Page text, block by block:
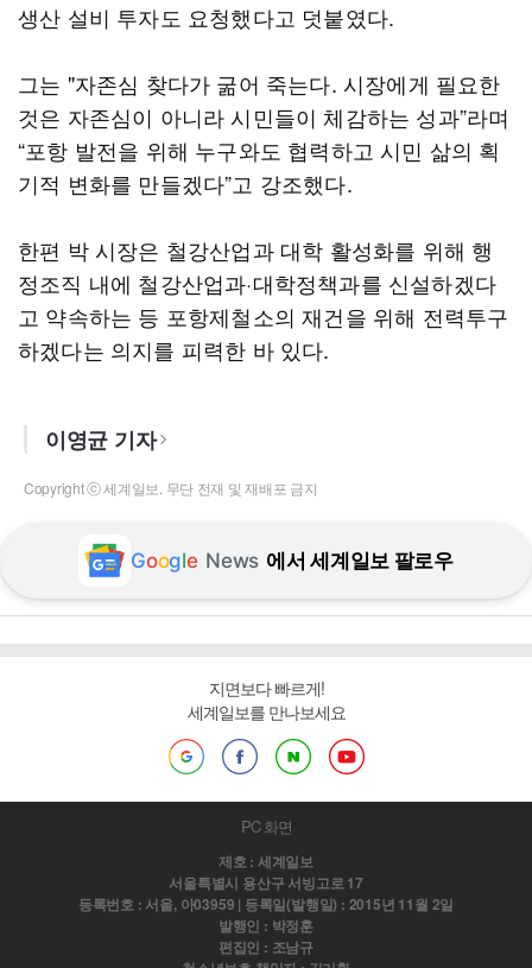
생산 설비 투자도 요청했다고 덧붙였다.
그는 "자존심 찾다가 굶어 죽는다. 시장에게 필요한
것은 자존심이 아니라 시민들이 체감하는 성과”라며
“포항 발전을 위해 누구와도 협력하고 시민 삶의 획
기적 변화를 만들겠다”고 강조했다.
한편 박 시장은 철강산업과 대학 활성화를 위해 행
정조직 내에 철강산업과·대학정책과를 신설하겠다
고 약속하는 등 포항제철소의 재건을 위해 전력투구
하겠다는 의지를 피력한 바 있다.
이영균 기자
Copyright ⓒ 세계일보. 무단 전재 및 재배포 금지
Google News 에서 세계일보 팔로우
지면보다 빠르게!
세계일보를 만나보세요
PC 화면
제호 : 세계일보
서울특별시 용산구 서빙고로 17
등록번호 : 서울, 아03959 | 등록일(발행일) : 2015년 11월 2일
발행인 : 박정훈
편집인 : 조남규